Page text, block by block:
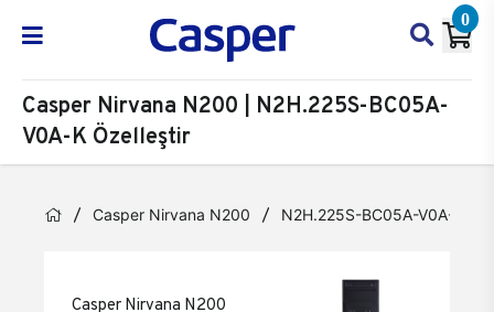
0
Casper Nirvana N200 | N2H.225S-BC05A-
V0A-K Özelleştir
Casper Nirvana N200 N2H.225S-BC05A-V0A-K
Casper Nirvana N200